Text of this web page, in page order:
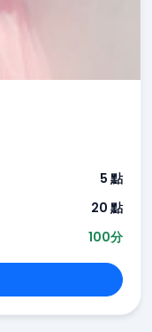
5 點
20 點
100分